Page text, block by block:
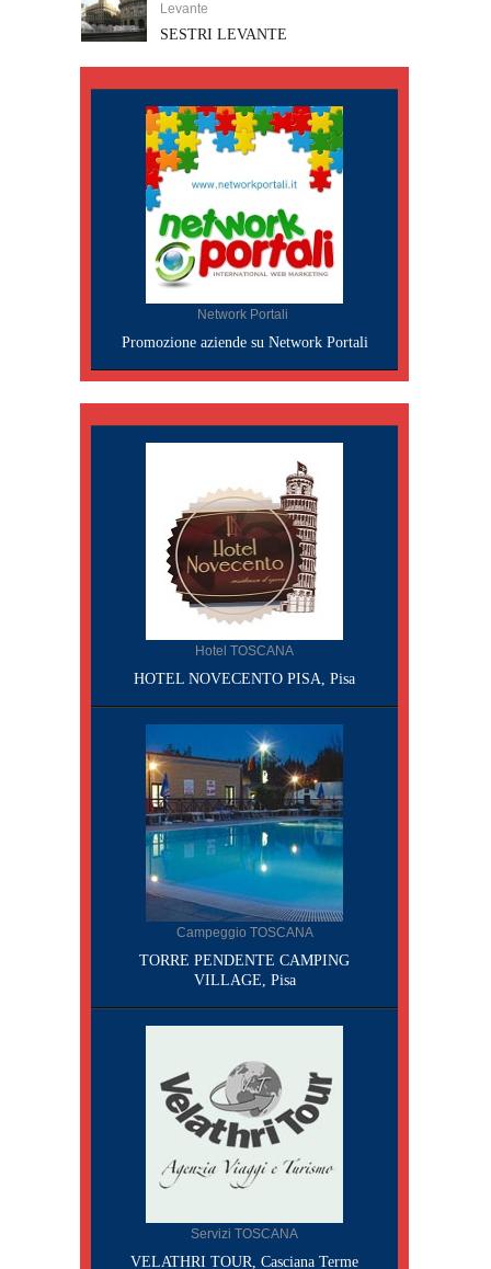
Levante
SESTRI LEVANTE
Network Portali
Promozione aziende su Network Portali
Hotel TOSCANA
HOTEL NOVECENTO PISA, Pisa
Campeggio TOSCANA
TORRE PENDENTE CAMPING
VILLAGE, Pisa
Servizi TOSCANA
VELATHRI TOUR, Casciana Terme